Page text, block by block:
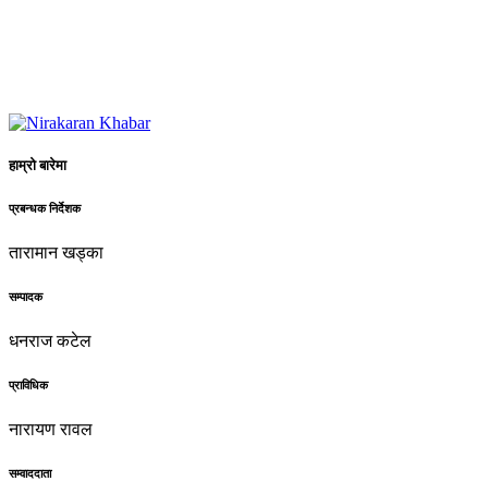
हाम्रो बारेमा
प्रबन्धक निर्देशक
तारामान खड्का
सम्पादक
धनराज कटेल
प्राविधिक
नारायण रावल
सम्वाददाता